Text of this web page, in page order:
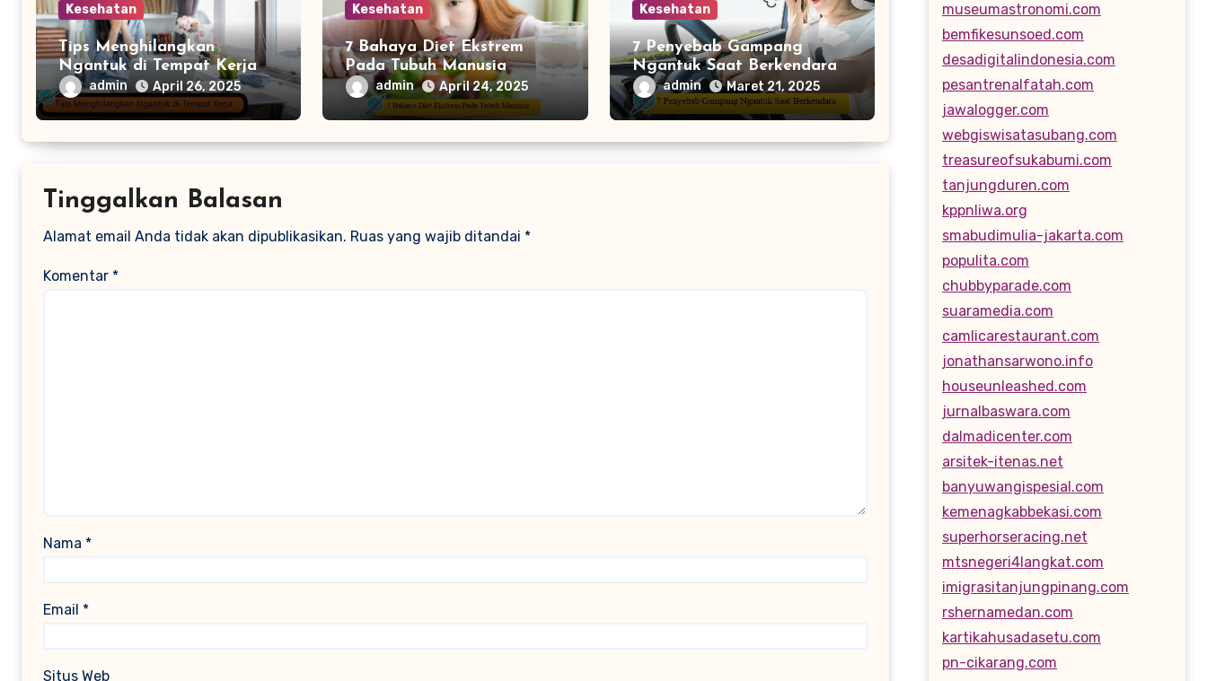
Kesehatan
Tips Menghilangkan
Ngantuk di Tempat Kerja
admin April 26, 2025
Kesehatan
7 Bahaya Diet Ekstrem
Pada Tubuh Manusia
admin April 24, 2025
Kesehatan
7 Penyebab Gampang
Ngantuk Saat Berkendara
admin Maret 21, 2025
Tinggalkan Balasan
Alamat email Anda tidak akan dipublikasikan. Ruas yang wajib ditandai *
Komentar *
Nama *
Email *
Situs Web
museumastronomi.com
bemfikesunsoed.com
desadigitalindonesia.com
pesantrenalfatah.com
jawalogger.com
webgiswisatasubang.com
treasureofsukabumi.com
tanjungduren.com
kppnliwa.org
smabudimulia-jakarta.com
populita.com
chubbyparade.com
suaramedia.com
camlicarestaurant.com
jonathansarwono.info
houseunleashed.com
jurnalbaswara.com
dalmadicenter.com
arsitek-itenas.net
banyuwangispesial.com
kemenagkabbekasi.com
superhorseracing.net
mtsnegeri4langkat.com
imigrasitanjungpinang.com
rshernamedan.com
kartikahusadasetu.com
pn-cikarang.com